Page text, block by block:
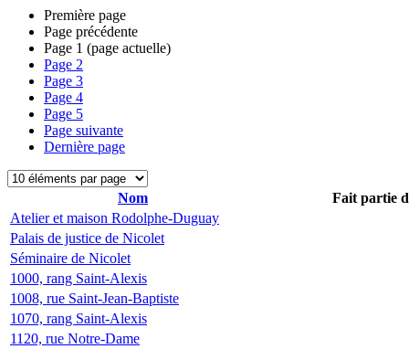
Première page
Page précédente
Page 1 (page actuelle)
Page 2
Page 3
Page 4
Page 5
Page suivante
Dernière page
Nom
Fait partie
Atelier et maison Rodolphe-Duguay
Palais de justice de Nicolet
Séminaire de Nicolet
1000, rang Saint-Alexis
1008, rue Saint-Jean-Baptiste
1070, rang Saint-Alexis
1120, rue Notre-Dame